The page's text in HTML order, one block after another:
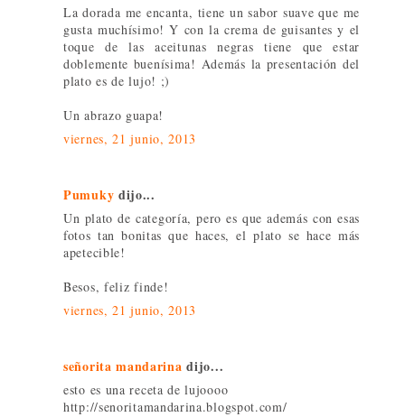
La dorada me encanta, tiene un sabor suave que me
gusta muchísimo! Y con la crema de guisantes y el
toque de las aceitunas negras tiene que estar
doblemente buenísima! Además la presentación del
plato es de lujo! ;)
Un abrazo guapa!
viernes, 21 junio, 2013
Pumuky dijo...
Un plato de categoría, pero es que además con esas
fotos tan bonitas que haces, el plato se hace más
apetecible!
Besos, feliz finde!
viernes, 21 junio, 2013
señorita mandarina dijo...
esto es una receta de lujoooo
http://senoritamandarina.blogspot.com/